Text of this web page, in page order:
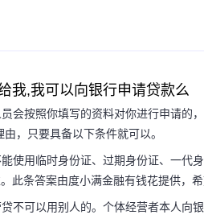
我,我可以向银行申请贷款么
会按照你填写的资料对你进行申请的
，只要具备以下条件就可以。
使用临时身份证、过期身份证、一代
此条答案由度小满金融有钱花提供，希
不可以用别人的。个体经营者本人向
款吗 过户营